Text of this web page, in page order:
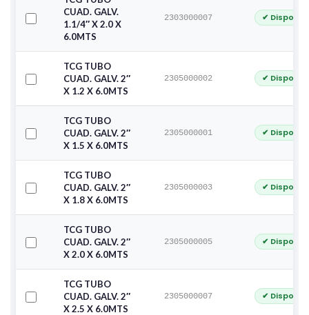
CUAD. GALV.
1.1/4″ X 2.0 X
6.0MTS
2303000007 ✔
TCG TUBO
CUAD. GALV. 2″
X 1.2 X 6.0MTS
2305000002 ✔
TCG TUBO
CUAD. GALV. 2″
X 1.5 X 6.0MTS
2305000001 ✔
TCG TUBO
CUAD. GALV. 2″
X 1.8 X 6.0MTS
2305000003 ✔
TCG TUBO
CUAD. GALV. 2″
X 2.0 X 6.0MTS
2305000005 ✔
TCG TUBO
CUAD. GALV. 2″
X 2.5 X 6.0MTS
2305000007 ✔